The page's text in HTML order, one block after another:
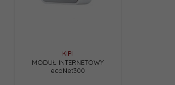
KIPI
MODUŁ INTERNETOWY
ecoNet300